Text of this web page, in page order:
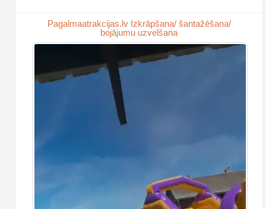
Pagalmaatrakcijas.lv Izkrāpšana/ šantažēšana/
bojājumu uzvelšana